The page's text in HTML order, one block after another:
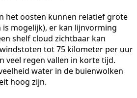
het oosten kunnen relatief grote
is mogelijk), er kan lijnvorming
shelf cloud zichtbaar kan
tot 75 kilometer per uur
veel regen vallen in korte tijd.
water in de buienwolken
hoog zijn.